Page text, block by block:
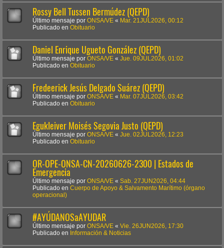
Rossy Bell Tussen Bermúdez (QEPD)
Último mensaje por ONSA/VE « Mar. 21JUL2026, 00:12
Publicado en Obituario
Daniel Enrique Ugueto González (QEPD)
Último mensaje por ONSA/VE « Jue. 09JUL2026, 01:02
Publicado en Obituario
Fredeerick Jesús Delgado Suárez (QEPD)
Último mensaje por ONSA/VE « Mar. 07JUL2026, 03:42
Publicado en Obituario
Egukleiver Moisés Segovia Justo (QEPD)
Último mensaje por ONSA/VE « Jue. 02JUL2026, 12:23
Publicado en Obituario
OR-OPE-ONSA-CN-20260626-2300 | Estados de
Emergencia
Último mensaje por ONSA/VE « Sab. 27JUN2026, 04:44
Publicado en Cuerpo de Apoyo & Salvamento Marítimo (órgano
operacional)
#AYÚDANOSaAYUDAR
Último mensaje por ONSA/VE « Vie. 26JUN2026, 17:30
Publicado en Información & Noticias